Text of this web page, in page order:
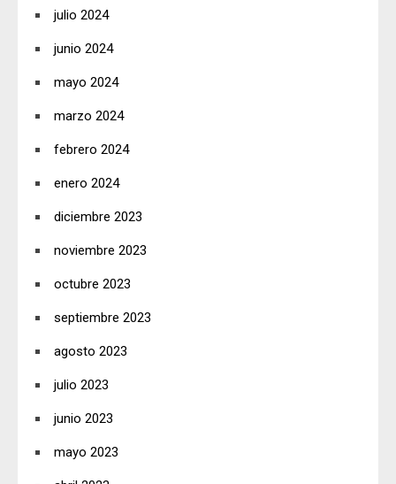
julio 2024
junio 2024
mayo 2024
marzo 2024
febrero 2024
enero 2024
diciembre 2023
noviembre 2023
octubre 2023
septiembre 2023
agosto 2023
julio 2023
junio 2023
mayo 2023